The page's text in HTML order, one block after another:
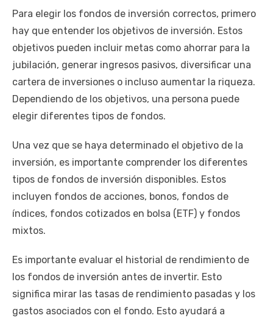
Para elegir los fondos de inversión correctos, primero
hay que entender los objetivos de inversión. Estos
objetivos pueden incluir metas como ahorrar para la
jubilación, generar ingresos pasivos, diversificar una
cartera de inversiones o incluso aumentar la riqueza.
Dependiendo de los objetivos, una persona puede
elegir diferentes tipos de fondos.
Una vez que se haya determinado el objetivo de la
inversión, es importante comprender los diferentes
tipos de fondos de inversión disponibles. Estos
incluyen fondos de acciones, bonos, fondos de
índices, fondos cotizados en bolsa (ETF) y fondos
mixtos.
Es importante evaluar el historial de rendimiento de
los fondos de inversión antes de invertir. Esto
significa mirar las tasas de rendimiento pasadas y los
gastos asociados con el fondo. Esto ayudará a